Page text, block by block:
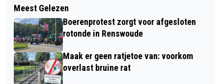
Meest Gelezen
Boerenprotest zorgt voor afgesloten
rotonde in Renswoude
Maak er geen ratjetoe van: voorkom
overlast bruine rat